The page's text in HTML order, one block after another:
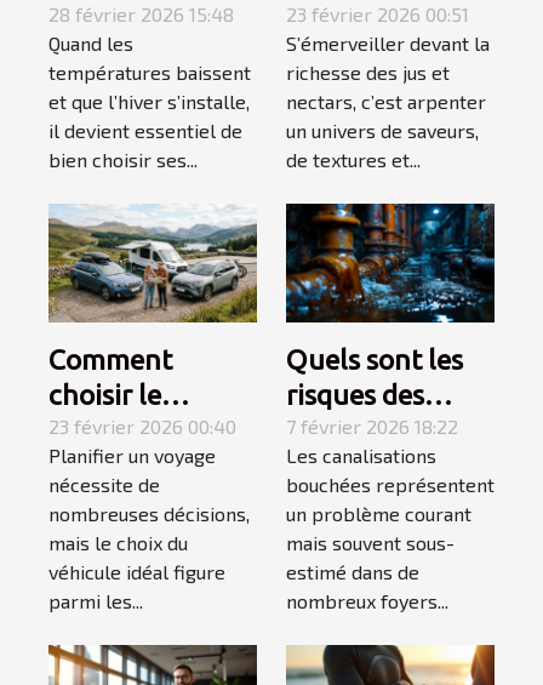
chaussons pour
un hiver douillet
et chaud ?
28 février 2026 15:48
Quand les
températures baissent
et que l’hiver s’installe,
il devient essentiel de
bien choisir ses...
et nectars pour
des palais
exigeants
23 février 2026 00:51
S’émerveiller devant la
richesse des jus et
nectars, c’est arpenter
un univers de saveurs,
de textures et...
Comment
choisir le
véhicule idéal
pour votre
prochain voyage
?
23 février 2026 00:40
Planifier un voyage
nécessite de
nombreuses décisions,
mais le choix du
véhicule idéal figure
parmi les...
Quels sont les
risques des
canalisations
bouchées pour
votre maison ?
7 février 2026 18:22
Les canalisations
bouchées représentent
un problème courant
mais souvent sous-
estimé dans de
nombreux foyers...